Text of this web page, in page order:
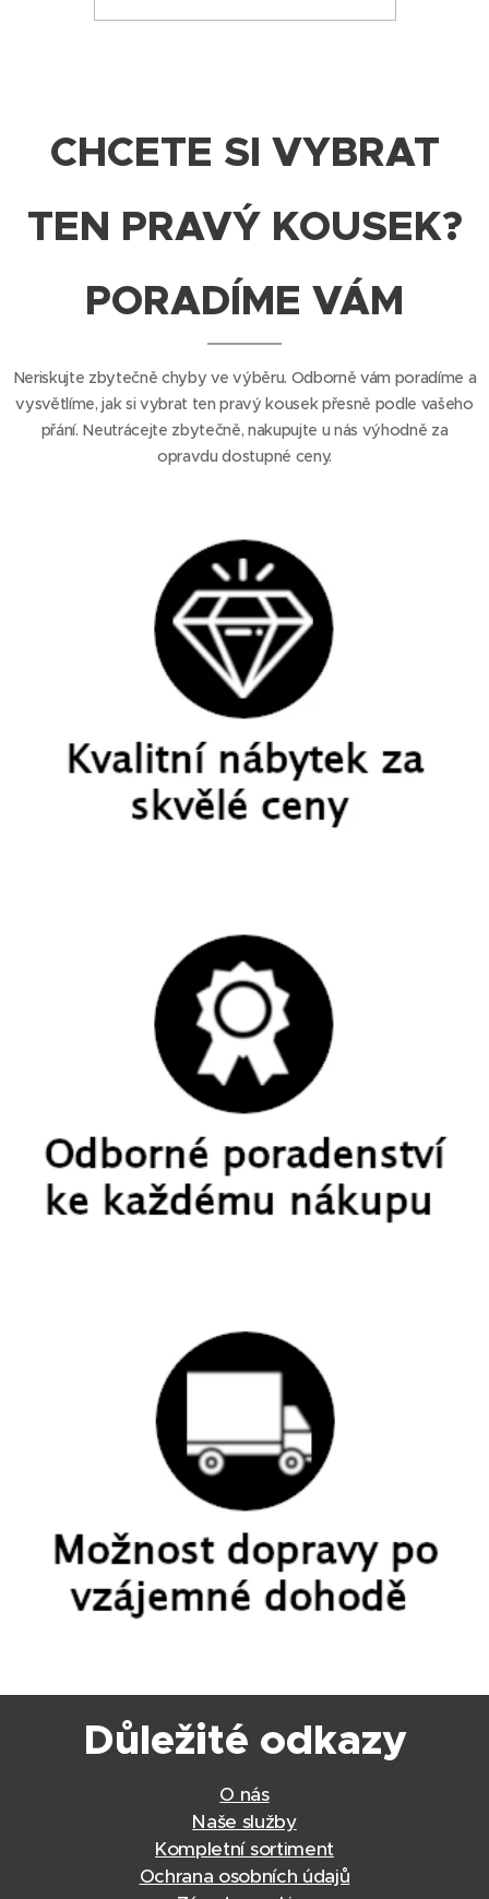
CHCETE SI VYBRAT
TEN PRAVÝ KOUSEK?
PORADÍME VÁM
Neriskujte zbytečně chyby ve výběru. Odborně vám poradíme a
vysvětlíme, jak si vybrat ten pravý kousek přesně podle vašeho
přání. Neutrácejte zbytečně, nakupujte u nás výhodně za
opravdu dostupné ceny.
Důležité odkazy
O nás
Naše služby
Kompletní sortiment
Ochrana osobních údajů